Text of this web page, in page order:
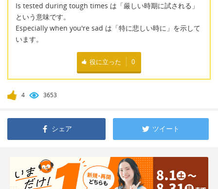
Is tested during tough times は「厳しい時期に試される」
という意味です。
Especially when you're sad は「特に悲しい時に」を示して
います。
役に立った 0
4 3653
シェア ツイート